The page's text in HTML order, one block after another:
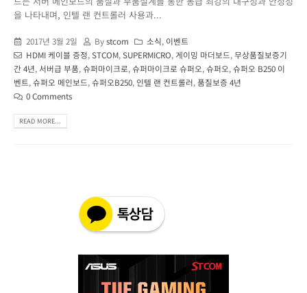
을 나타내며, 인텔 랜 컨트롤러 사용과...
2017년 3월 2일 Bystcom 소식, 이벤트
HDMI 케이블 증정,STCOM,SUPERMICRO, 게이밍 마더보드,무상품질보증기
간 4년, 서버급 부품,슈퍼마이크로,슈퍼마이크로 슈퍼오,슈퍼오,슈퍼오 B250 이
벤트,슈퍼오 메인보드,슈퍼오B250,인텔 랜 컨트롤러,품질보증 4년
0 Comments
READ MORE...